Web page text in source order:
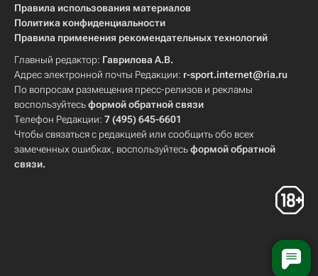
Правила использования материалов
Политика конфиденциальности
Правила применения рекомендательных технологий
Главный редактор: Гаврилова А.В.
Адрес электронной почты Редакции: r-sport.internet@ria.ru
По вопросам размещения пресс-релизов и рекламы
воспользуйтесьформой обратной связи
Телефон Редакции: 7 (495) 645-6601
Чтобы связаться с редакцией или сообщить обо всех
замеченных ошибках, воспользуйтесьформой обратной
связи.